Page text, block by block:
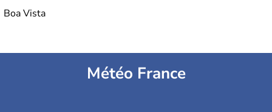
Boa Vista
Météo France